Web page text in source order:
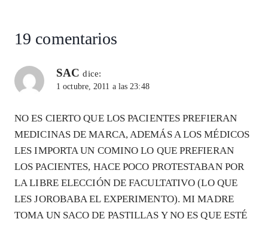
19 comentarios
SAC dice:
1 octubre, 2011 a las 23:48
NO ES CIERTO QUE LOS PACIENTES PREFIERAN
MEDICINAS DE MARCA, ADEMÁS A LOS MÉDICOS
LES IMPORTA UN COMINO LO QUE PREFIERAN
LOS PACIENTES, HACE POCO PROTESTABAN POR
LA LIBRE ELECCIÓN DE FACULTATIVO (LO QUE
LES JOROBABA EL EXPERIMENTO). MI MADRE
TOMA UN SACO DE PASTILLAS Y NO ES QUE ESTÉ